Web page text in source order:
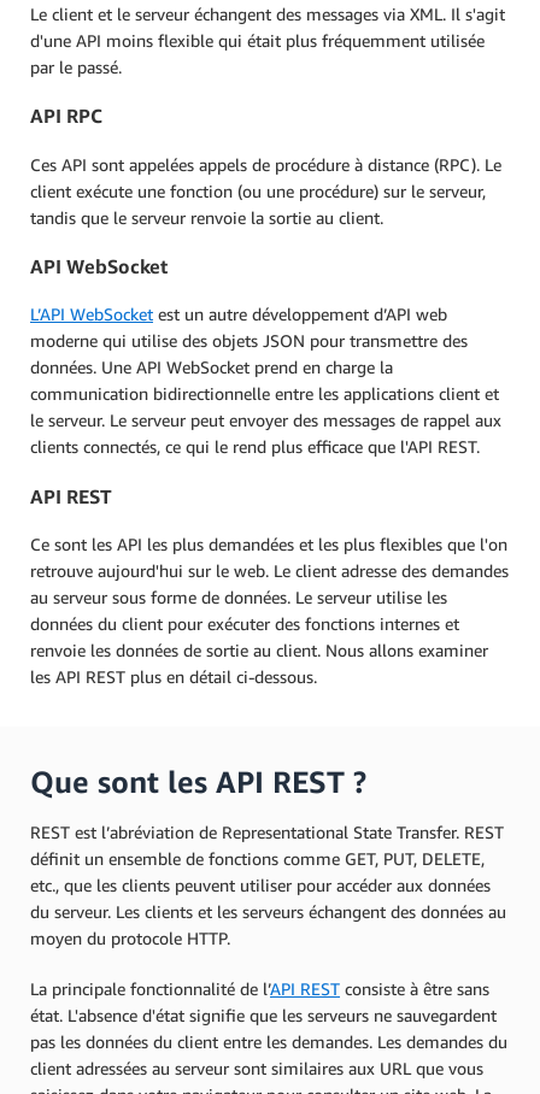
Le client et le serveur échangent des messages via XML. Il s'agit
d'une API moins flexible qui était plus fréquemment utilisée
par le passé.
API RPC
Ces API sont appelées appels de procédure à distance (RPC). Le
client exécute une fonction (ou une procédure) sur le serveur,
tandis que le serveur renvoie la sortie au client.
API WebSocket
L’API WebSocket est un autre développement d’API web
moderne qui utilise des objets JSON pour transmettre des
données. Une API WebSocket prend en charge la
communication bidirectionnelle entre les applications client et
le serveur. Le serveur peut envoyer des messages de rappel aux
clients connectés, ce qui le rend plus efficace que l'API REST.
API REST
Ce sont les API les plus demandées et les plus flexibles que l'on
retrouve aujourd'hui sur le web. Le client adresse des demandes
au serveur sous forme de données. Le serveur utilise les
données du client pour exécuter des fonctions internes et
renvoie les données de sortie au client. Nous allons examiner
les API REST plus en détail ci-dessous.
Que sont les API REST ?
REST est l’abréviation de Representational State Transfer. REST
définit un ensemble de fonctions comme GET, PUT, DELETE,
etc., que les clients peuvent utiliser pour accéder aux données
du serveur. Les clients et les serveurs échangent des données au
moyen du protocole HTTP.
La principale fonctionnalité de l’API REST consiste à être sans
état. L'absence d'état signifie que les serveurs ne sauvegardent
pas les données du client entre les demandes. Les demandes du
client adressées au serveur sont similaires aux URL que vous